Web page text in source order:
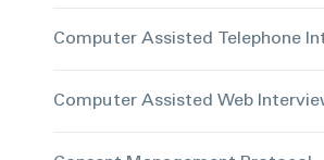
Computer Assisted Telephone
Computer Assisted Web